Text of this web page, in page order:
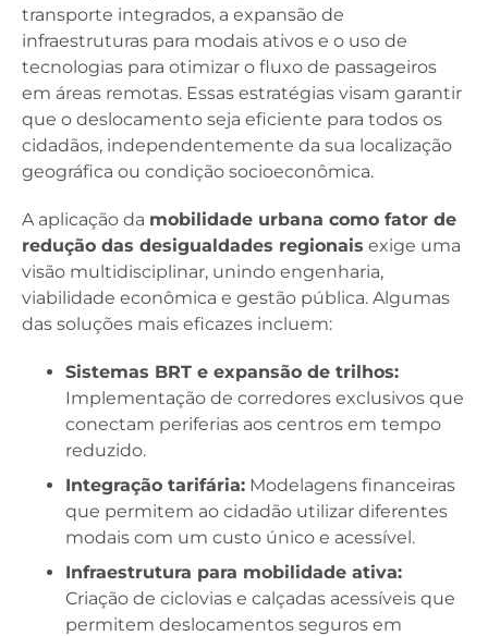
transporte integrados, a expansão de
infraestruturas para modais ativos e o uso de
tecnologias para otimizar o fluxo de passageiros
em áreas remotas. Essas estratégias visam garantir
que o deslocamento seja eficiente para todos os
cidadãos, independentemente da sua localização
geográfica ou condição socioeconômica.
A aplicação da mobilidade urbana como fator de
redução das desigualdades regionais exige uma
visão multidisciplinar, unindo engenharia,
viabilidade econômica e gestão pública. Algumas
das soluções mais eficazes incluem:
Sistemas BRT e expansão de trilhos:
Implementação de corredores exclusivos que
conectam periferias aos centros em tempo
reduzido.
Integração tarifária: Modelagens financeiras
que permitem ao cidadão utilizar diferentes
modais com um custo único e acessível.
Infraestrutura para mobilidade ativa:
Criação de ciclovias e calçadas acessíveis que
permitem deslocamentos seguros em